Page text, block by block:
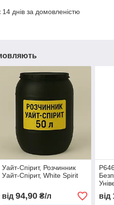
днів за домовленістю
Уайт-Спірит, Розчинник
Уайт-Спірит, White Spirit
від 94,90₴/л від